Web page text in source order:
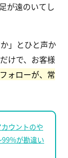
が遠のいてし
」とひと声か
けで、お客様
ォローが、常
カウントのや
が勘違い